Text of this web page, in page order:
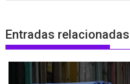
Entradas relacionadas